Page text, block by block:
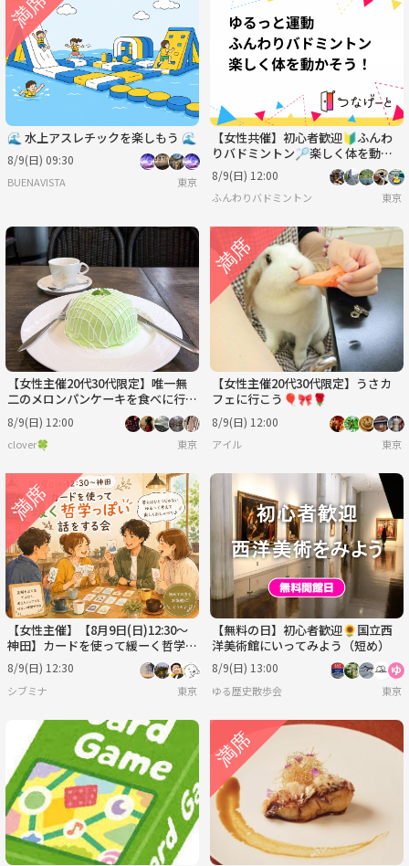
水 金
9/4
土
9/5
🌊 水上アスレチックを楽しもう 🌊
8/9(日) 09:30
BUENAVISTA 東京
【女性共催】初心者歓迎🔰ふんわ
りバドミントン🏸楽しく体を動か
そう！
8/9(日) 12:00
ふんわりバドミントン 東京
【女性主催20代30代限定】唯一無
二のメロンパンケーキを食べに行こ
う〜🍒🎈
8/9(日) 12:00
clover🍀 東京
【女性主催20代30代限定】うさカ
フェに行こう🎈🎀🌹
8/9(日) 12:00
アイル 東京
【女性主催】【8月9日(日)12:30～
神田】カードを使って緩ーく哲学っ
ぽい事を話す会
8/9(日) 12:30
シブミナ 東京
【無料の日】初心者歓迎🌻国立西
洋美術館にいってみよう（短め）
8/9(日) 13:00
ゆる歴史散歩会 東京